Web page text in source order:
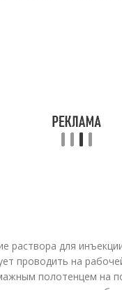
раствора для
проводить на
полотенцем на